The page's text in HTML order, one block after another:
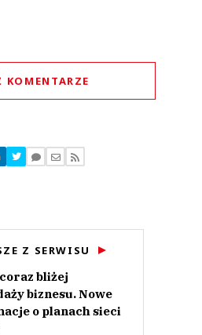
KOMENTARZE
komentarzy
komentarze
Z SERWISU
bliżej
biznesu. Nowe
o planach sieci